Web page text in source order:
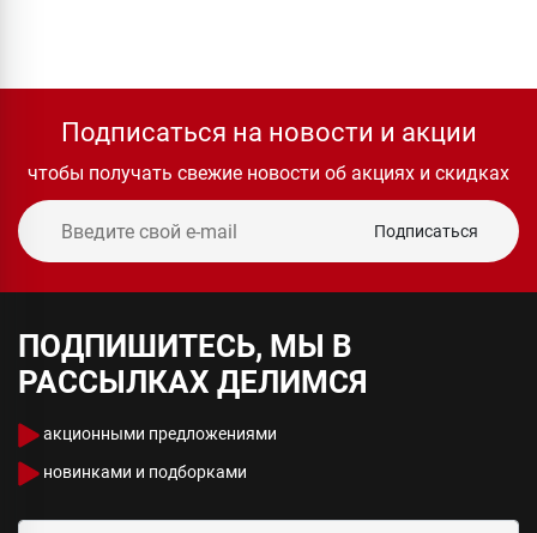
Подписаться на новости и акции
чтобы получать свежие новости об акциях и скидках
Подписаться
ПОДПИШИТЕСЬ, МЫ В
РАССЫЛКАХ ДЕЛИМСЯ
акционными предложениями
новинками и подборками